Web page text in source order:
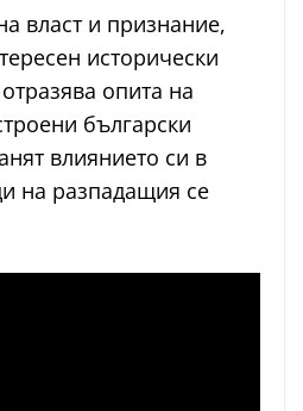
власт и признание,
исторически
опита на
български
влиянието си в
на разпадащия се